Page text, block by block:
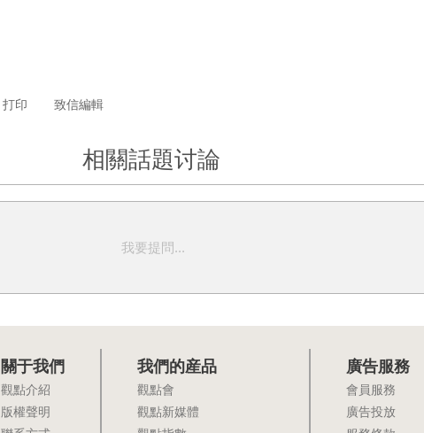
致信編輯
打印
相關話題讨論
我要提問...
關于我們
觀點介紹
版權聲明
我們的産品
觀點會
觀點新媒體
廣告服務
會員服務
廣告投放